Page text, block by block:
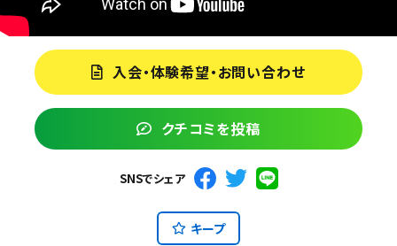
入会・体験希望・お問い合わせ
クチコミを投稿
SNSでシェア
キープ